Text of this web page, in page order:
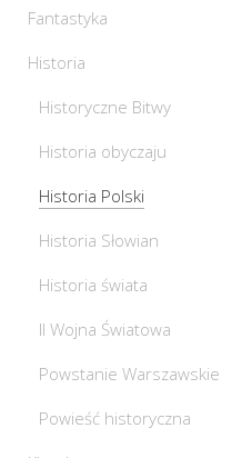
Fantastyka
Historia
Historyczne Bitwy
Historia obyczaju
Historia Polski
Historia Słowian
Historia świata
II Wojna Światowa
Powstanie Warszawskie
Powieść historyczna